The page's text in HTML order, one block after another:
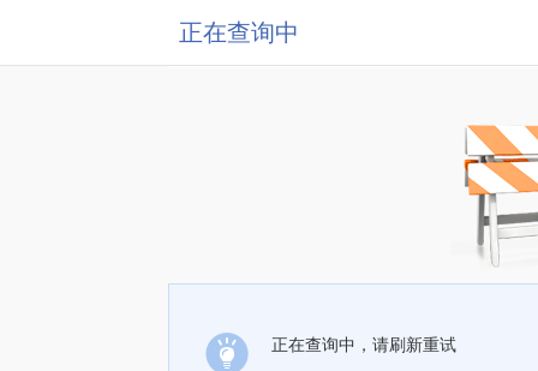
正在查询中
正在查询中，请刷新重试